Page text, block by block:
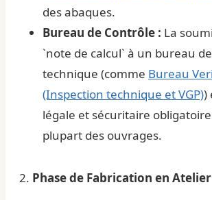
des abaques.
Bureau de Contrôle : La
`note de calcul` à un bureau
technique (comme Bureau
(Inspection technique et VGP))
légale et sécuritaire
plupart des ouvrages.
2. Phase de Fabrication en